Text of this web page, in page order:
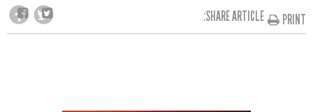
SHARE ARTICLE: PRINT